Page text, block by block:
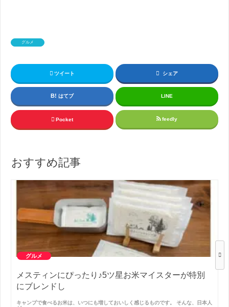
グルメ
ツイート シェア
はてブ LINE
Pocket feedly
おすすめ記事
グルメ
メスティンにぴったり♪5ツ星お米マイスターが特別
にブレンドし
キャンプで食べるお米は、いつにも増しておいしく感じるものです。 そんな、日本人